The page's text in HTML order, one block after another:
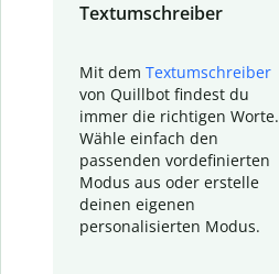
Textumschreiber
Mit dem Textumschreiber
von Quillbot findest du
immer die richtigen Worte.
Wähle einfach den
passenden vordefinierten
Modus aus oder erstelle
deinen eigenen
personalisierten Modus.